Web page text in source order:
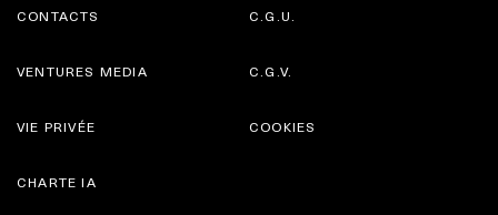
CONTACTS
VENTURES MEDIA
C.G.U.
C.G.V.
VIE PRIVÉE
CHARTE IA
COOKIES